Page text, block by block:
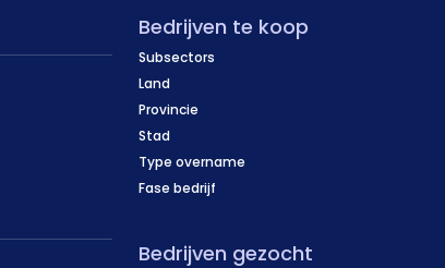
Bedrijven te koop
Subsectors
Land
Provincie
Stad
Type overname
Fase bedrijf
Bedrijven gezocht